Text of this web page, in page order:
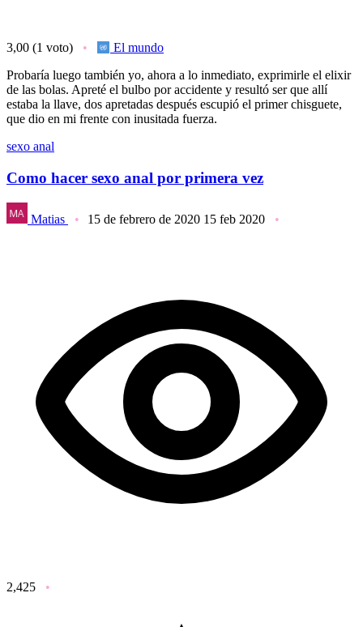
3,00 (1 voto)
El mundo
Probaría luego también yo, ahora a lo inmediato, exprimirle el elixir
de las bolas. Apreté el bulbo por accidente y resultó ser que allí
estaba la llave, dos apretadas después escupió el primer chisguete,
que dio en mi frente con inusitada fuerza.
sexo anal
Como hacer sexo anal por primera vez
Matias 15 de febrero de 2020 15 feb 2020
2,425